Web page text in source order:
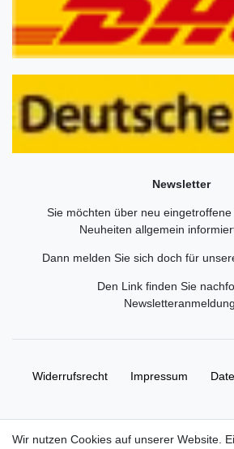
Newsletter
Sie möchten über neu
Neuheiten allgemein
Dann melden Sie sich doch für
Den Link finden Sie
Newsletteranmeldung
Widerrufs­recht Impressum
Wir nutzen Cookies auf unserer Website.